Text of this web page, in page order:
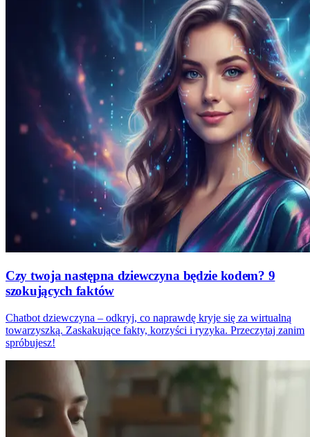
Czy twoja następna dziewczyna będzie kodem? 9
szokujących faktów
Chatbot dziewczyna – odkryj, co naprawdę kryje się za wirtualną
towarzyszką. Zaskakujące fakty, korzyści i ryzyka. Przeczytaj zanim
spróbujesz!